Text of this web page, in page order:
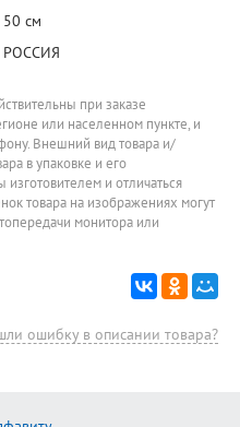
50 см
РОССИЯ
при заказе
или населенном пункте, и
Внешний вид товара и/
в упаковке и его
и отличаться
товара на изображениях могут
монитора или
ошибку в описании товара?